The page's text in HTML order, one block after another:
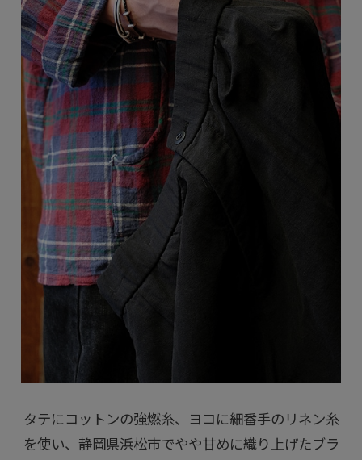
タテにコットンの強燃糸、ヨコに細番手のリネン糸
を使い、静岡県浜松市でやや甘めに織り上げたブラ